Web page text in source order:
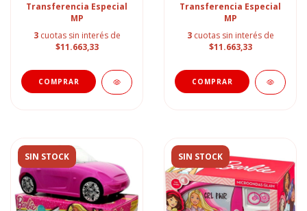
Transferencia Especial
MP
3 cuotas sin interés de
$11.663,33
Transferencia Especial
MP
3 cuotas sin interés de
$11.663,33
SIN STOCK SIN STOCK